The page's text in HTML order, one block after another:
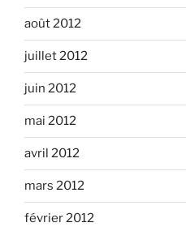
août 2012
juillet 2012
juin 2012
mai 2012
avril 2012
mars 2012
février 2012